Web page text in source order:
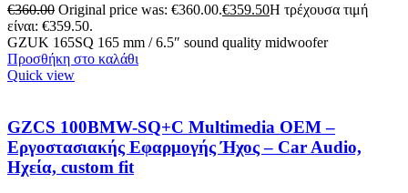
€360.00 Original price was: €360.00.€359.50Η τρέχουσα τιμή
είναι: €359.50.
GZUK 165SQ 165 mm / 6.5″ sound quality midwoofer
Προσθήκη στο καλάθι
Quick view
GZCS 100BMW-SQ+C Multimedia OEM –
Εργοστασιακής Εφαρμογής Ήχος – Car Audio,
Ηχεία, custom fit